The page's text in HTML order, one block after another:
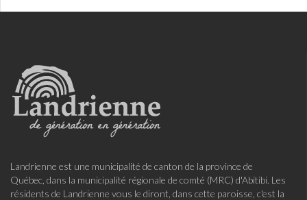
Landrienne est une municipalité de canton de la province de
Québec, dans la municipalité régionale de comté (MRC) d'Abitibi. Les
résidents de Landrienne vous le diront, dans cette paroisse, c'est la